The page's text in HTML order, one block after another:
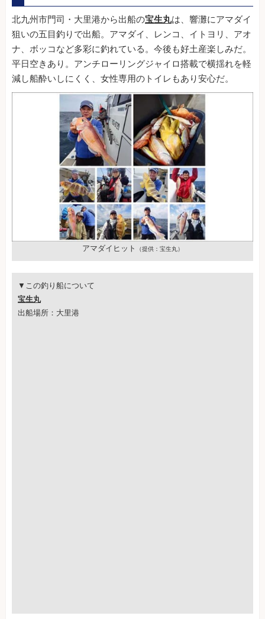
北九州市門司・大里港から出船の宝生丸は、響灘にアマダイ
狙いの五目釣りで出船。アマダイ、レンコ、イトヨリ、アオ
ナ、ボッコなど多彩に釣れている。今後も好土産楽しみだ。
平日空きあり。アンチローリングジャイロ搭載で横揺れを軽
減し船酔いしにくく、女性専用のトイレもあり安心だ。
アマダイヒット （提供：宝生丸）
▼この釣り船について
宝生丸
出船場所：大里港